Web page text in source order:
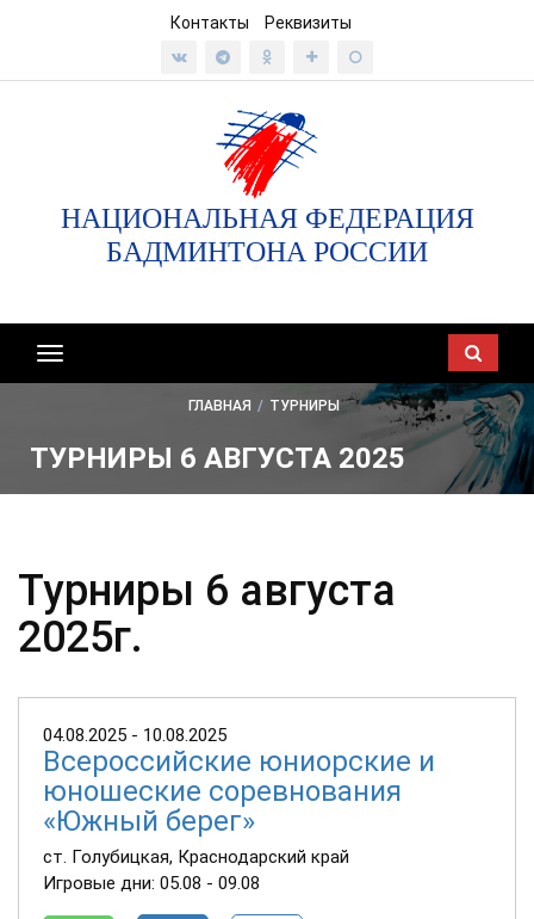
Контакты Реквизиты
НАЦИОНАЛЬНАЯ ФЕДЕРАЦИЯ
БАДМИНТОНА РОССИИ
Показать/
скрыть
ГЛАВНАЯ / ТУРНИРЫ
ТУРНИРЫ 6 АВГУСТА 2025
Турниры 6 августа
2025г.
04.08.2025 - 10.08.2025
Всероссийские юниорские и
юношеские соревнования
«Южный берег»
ст. Голубицкая, Краснодарский край
Игровые дни: 05.08 - 09.08